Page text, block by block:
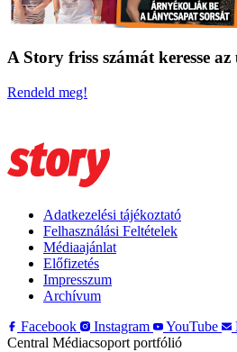
A Story friss számát keresse
Rendeld meg!
Adatkezelési tájékoztató
Felhasználási Feltételek
Médiaajánlat
Előfizetés
Impresszum
Archívum
Facebook
Instagram YouTube
Central Médiacsoport portfólió